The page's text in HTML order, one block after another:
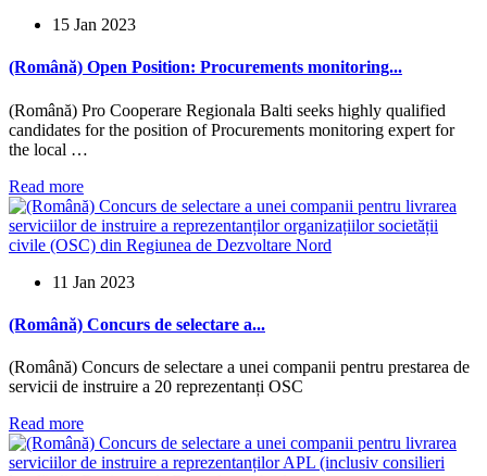
15 Jan 2023
(Română) Open Position: Procurements monitoring...
(Română) Pro Cooperare Regionala Balti seeks highly qualified
candidates for the position of Procurements monitoring expert for
the local …
Read more
11 Jan 2023
(Română) Concurs de selectare a...
(Română) Concurs de selectare a unei companii pentru prestarea de
servicii de instruire a 20 reprezentanți OSC
Read more